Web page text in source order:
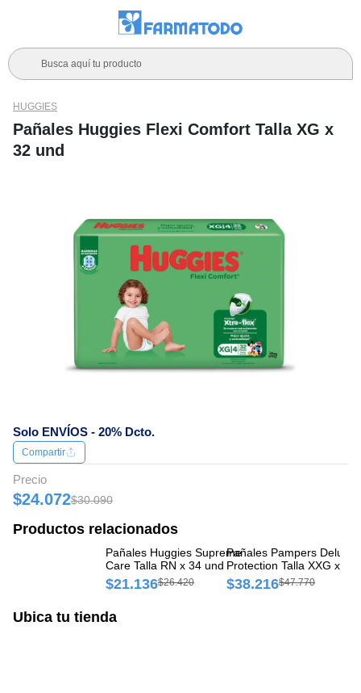
Busca aquí tu producto
Solo ENVÍOS - 20% Dcto.
HUGGIES
Pañales Huggies Flexi Comfort Talla XG x
32 und
Compartir
Precio
$24.072$30.090
Productos relacionados
Pañales Huggies Supreme
Care Talla RN x 34 und
$21.136$26.420
Pañales Pampers Deluxe
Protection Talla XXG x 34
$38.216$47.770
Ubica tu tienda